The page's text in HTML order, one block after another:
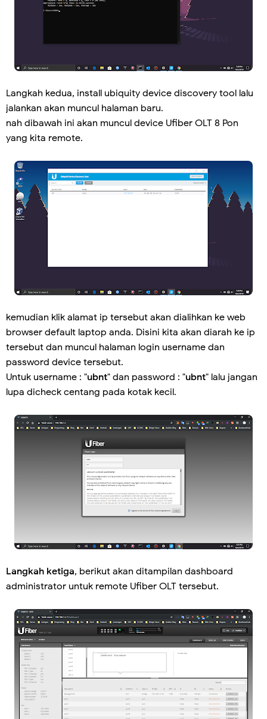
Langkah kedua, install ubiquity device discovery tool lalu
jalankan akan muncul halaman baru.
nah dibawah ini akan muncul device Ufiber OLT 8 Pon
yang kita remote.
kemudian klik alamat ip tersebut akan dialihkan ke web
browser default laptop anda. Disini kita akan diarah ke ip
tersebut dan muncul halaman login username dan
password device tersebut.
Untuk username : "ubnt" dan password : "ubnt" lalu jangan
lupa dicheck centang pada kotak kecil.
Langkah ketiga, berikut akan ditampilan dashboard
administrator untuk remote Ufiber OLT tersebut.